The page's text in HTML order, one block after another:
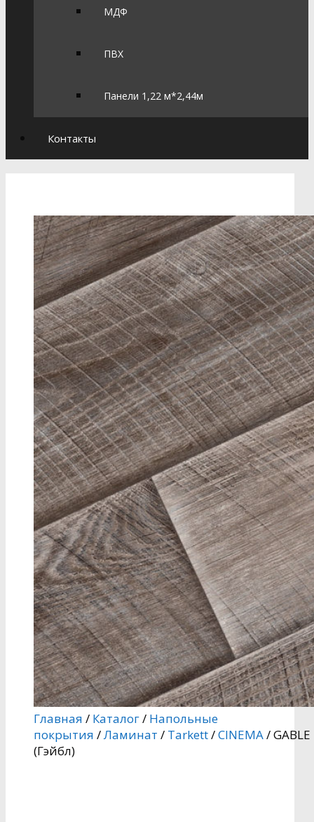
МДФ
ПВХ
Панели 1,22 м*2,44м
Контакты
Главная / Каталог/ Напольные
покрытия /Ламинат / Tarkett/CINEMA/ GABLE
(Гэйбл)